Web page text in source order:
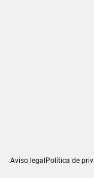
Aviso legal Política de